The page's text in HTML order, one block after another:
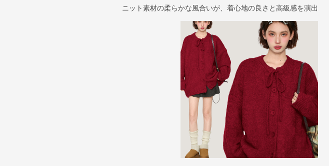
ニット素材の柔らかな風合いが、着心地の良さと高級感を演出